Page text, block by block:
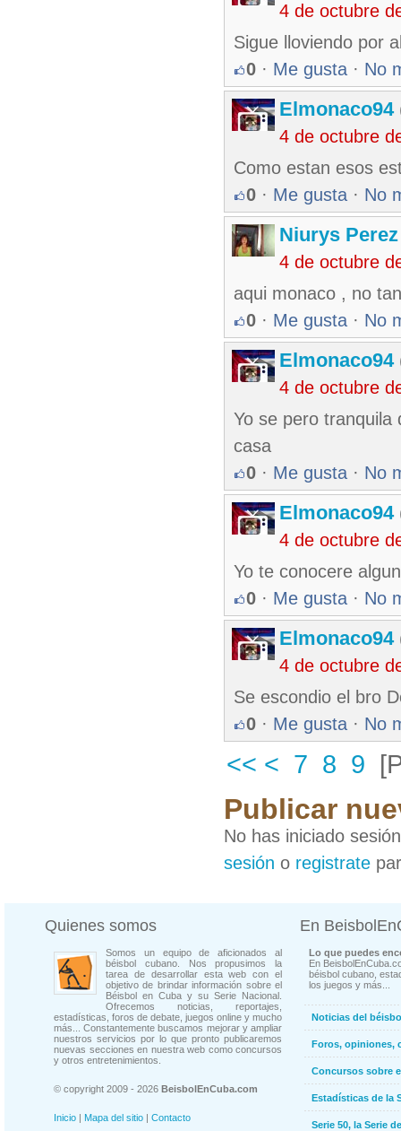
4 de octubre
Sigue lloviendo por
0 · Me gusta · No
Elmonaco94
4 de octubre
Como estan esos
0 · Me gusta · No
Niurys
4 de octubre
aqui monaco , no
0 · Me gusta · No
Elmonaco94
4 de octubre
Yo se pero tranquila
casa
0 · Me gusta · No
Elmonaco94
4 de octubre
Yo te conocere
0 · Me gusta · No
Elmonaco94
4 de octubre
Se escondio el bro
0 · Me gusta · No
<< < 7 8 9
Publicar
No has iniciado
sesión o registrate
Quienes somos
Somos un equipo de aficionados al
béisbol cubano. Nos propusimos la
tarea de desarrollar esta web con el
objetivo de brindar información sobre el
Béisbol en Cuba y su Serie Nacional.
Ofrecemos noticias, reportajes,
estadísticas, foros de debate, juegos online y mucho
más... Constantemente buscamos mejorar y ampliar
nuestros servicios por lo que pronto publicaremos
nuevas secciones en nuestra web como concursos
y otros entretenimientos.
© copyright 2009 - 2026 BeisbolEnCuba.com
Inicio | Mapa del sitio | Contacto
En
Lo que puedes
En
béisbol cubano,
los juegos y más...
Noticias del
Foros, opiniones,
Concursos sobre
Estadísticas de la
Serie 50, la Serie